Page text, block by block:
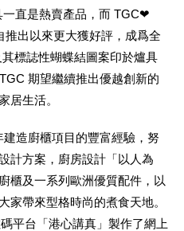
直是熱賣產品，而 TGC❤
推出以來更大獲好評，成爲全
標誌性蝴蝶結圖案印於爐具
期望繼續推出優越創新的
居生活。
造廚櫃項目的豐富經驗，努
計方案，廚房設計「以人為
櫃及一系列歐洲優質配件，以
家帶來型格時尚的煮食天地。
平台「港心講真」製作了網上